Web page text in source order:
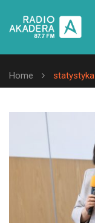
Home statystyka